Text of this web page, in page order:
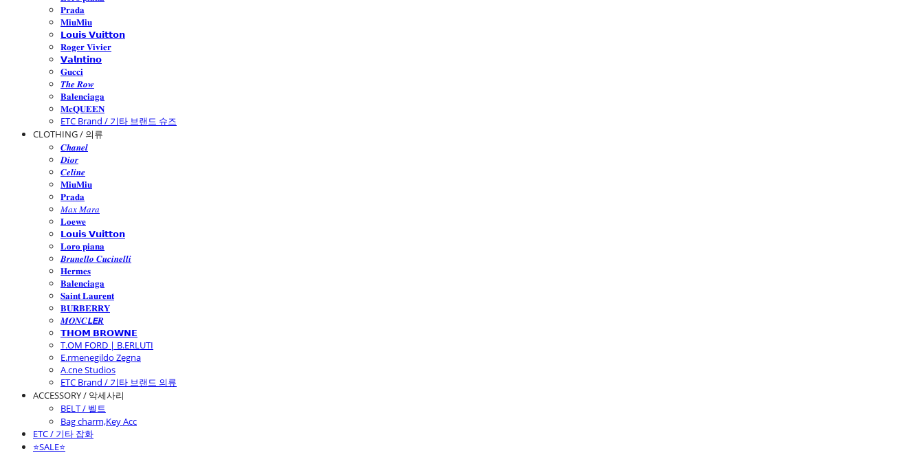
𝐏𝐫𝐚𝐝𝐚
𝐌𝐢𝐮𝐌𝐢𝐮
𝗟𝗼𝘂𝗶𝘀 𝗩𝘂𝗶𝘁𝘁𝗼𝗻
𝐑𝐨𝐠𝐞𝐫 𝐕𝐢𝐯𝐢𝐞𝐫
𝗩𝗮𝗹𝗻𝘁𝗶𝗻𝗼
𝐆𝐮𝐜𝐜𝐢
𝑻𝒉𝒆 𝑹𝒐𝒘
𝐁𝐚𝐥𝐞𝐧𝐜𝐢𝐚𝐠𝐚
𝐌𝐜𝐐𝐔𝐄𝐄𝐍
ETC Brand / 기타 브랜드 슈즈
CLOTHING / 의류
𝑪𝒉𝒂𝒏𝒆𝒍
𝑫𝒊𝒐𝒓
𝑪𝒆𝒍𝒊𝒏𝒆
𝐌𝐢𝐮𝐌𝐢𝐮
𝐏𝐫𝐚𝐝𝐚
𝑀𝑎𝑥 𝑀𝑎𝑟𝑎
𝐋𝐨𝐞𝐰𝐞
𝗟𝗼𝘂𝗶𝘀 𝗩𝘂𝗶𝘁𝘁𝗼𝗻
𝐋𝐨𝐫𝐨 𝐩𝐢𝐚𝐧𝐚
𝑩𝒓𝒖𝒏𝒆𝒍𝒍𝒐 𝑪𝒖𝒄𝒊𝒏𝒆𝒍𝒍𝒊
𝐇𝐞𝐫𝐦𝐞𝐬
𝐁𝐚𝐥𝐞𝐧𝐜𝐢𝐚𝐠𝐚
𝐒𝐚𝐢𝐧𝐭 𝐋𝐚𝐮𝐫𝐞𝐧𝐭
𝐁𝐔𝐑𝐁𝐄𝐑𝐑𝐘
𝑴𝑶𝑵𝑪𝙇𝙀𝑹
𝗧𝗛𝗢𝗠 𝗕𝗥𝗢𝗪𝗡𝗘
T.OM FORD | B.ERLUTI
E.rmenegildo Zegna
A.cne Studios
ETC Brand / 기타 브랜드 의류
ACCESSORY / 악세사리
BELT / 벨트
Bag charm,Key Acc
ETC / 기타 잡화
⭐SALE⭐